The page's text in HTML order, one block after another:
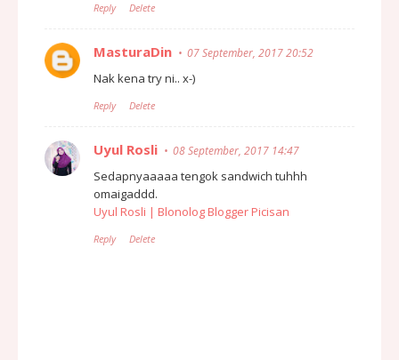
Reply Delete
MasturaDin 07 September, 2017 20:52
Nak kena try ni.. x-)
Reply Delete
Uyul Rosli 08 September, 2017 14:47
Sedapnyaaaaa tengok sandwich tuhhh
omaigaddd.
Uyul Rosli | Blonolog Blogger Picisan
Reply Delete